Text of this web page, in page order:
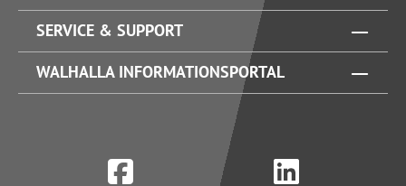
SERVICE & SUPPORT
WALHALLA INFORMATIONSPORTAL